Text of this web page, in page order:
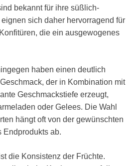
bekannt für ihre süßlich-
sich daher hervorragend für
die ein ausgewogenes
haben einen deutlich
der in Kombination mit
Geschmackstiefe erzeugt,
oder Gelees. Die Wahl
hängt oft von der gewünschten
Endprodukts ab.
die Konsistenz der Früchte.